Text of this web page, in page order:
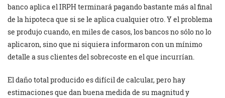
banco aplica el IRPH terminará pagando bastante más al final
de la hipoteca que si se le aplica cualquier otro. Y el problema
se produjo cuando, en miles de casos, los bancos no sólo no lo
aplicaron, sino que ni siquiera informaron con un mínimo
detalle a sus clientes del sobrecoste en el que incurrían.
El daño total producido es difícil de calcular, pero hay
estimaciones que dan buena medida de su magnitud y